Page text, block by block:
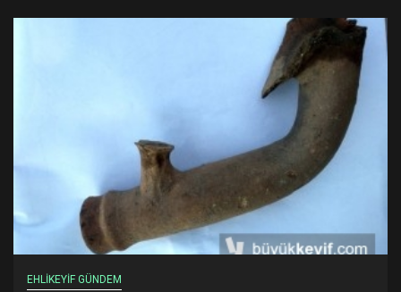
EHLİKEYİF GÜNDEM